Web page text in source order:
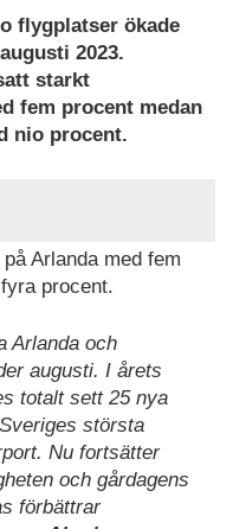
flygplatser ökade
2023.
starkt
fem procent medan
nio procent.
Arlanda med fem
procent.
Arlanda och
augusti. I årets
totalt sett 25 nya
största
Nu fortsätter
och gårdagens
förbättrar